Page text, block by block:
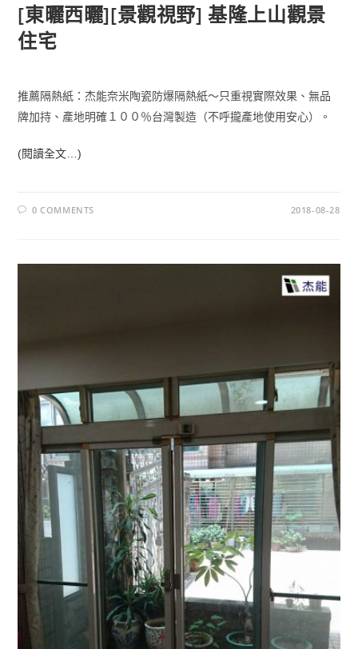
[東曬西曬][景觀視野] 基隆上山觀景
住宅
推薦隔熱紙：杰能奈米陶瓷防爆隔熱紙～只重視實際效果、無品
牌加持、產地明確１００％台灣製造（不呼攏產地使用安心）。
(閱讀全文…)
0 COMMENTS 2018-08-28